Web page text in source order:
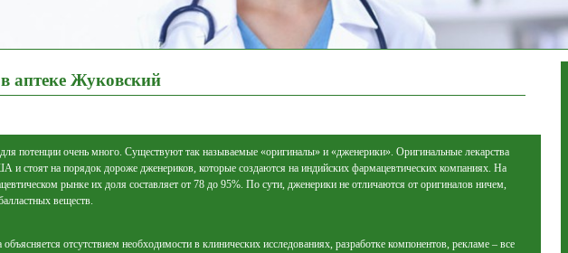
аптеке Жуковский
потенции очень много. Существуют так называемые «оригиналы» и «дженерики». Оригинальные лекарства
и стоят на порядок дороже дженериков, которые создаются на индийских фармацевтических компаниях. На
рынке их доля составляет от 78 до 95%. По сути, дженерики не отличаются от оригиналов ничем,
веществ.
отсутствием необходимости в клинических исследованиях, разработке компонентов, рекламе – все